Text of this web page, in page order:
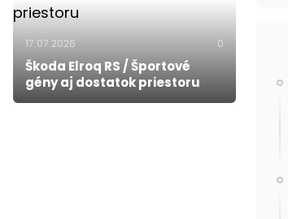
17.07.2026 0
Škoda Elroq RS / Športové
gény aj dostatok priestoru